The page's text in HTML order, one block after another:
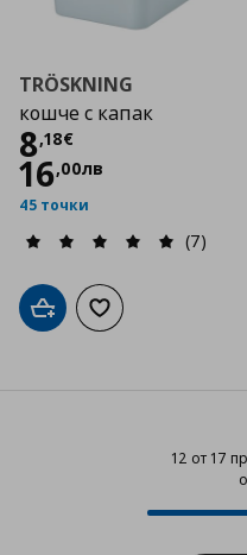
TRÖSKNING
кошче с капак
8,18€
Цена
16,00лв
45 точки
(7)
Добави в кошницата
Добави към
12 от 17
Progress: